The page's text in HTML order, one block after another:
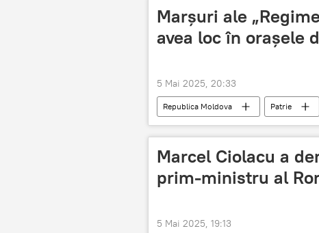
Marșuri ale
avea loc în orașele
5 Mai 2025, 20:33
Republica Moldova Patrie
9 mai – Ziua Victoriei în Marele Război
Marcel Ciolacu a
prim-ministru al
5 Mai 2025, 19:13